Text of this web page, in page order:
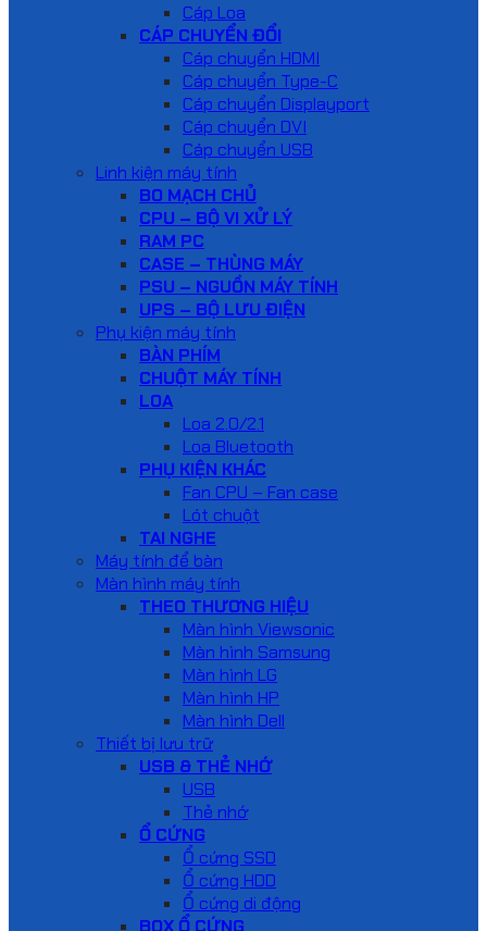
Cáp Loa
CÁP CHUYỂN ĐỔI
Cáp chuyển HDMI
Cáp chuyển Type-C
Cáp chuyển Displayport
Cáp chuyển DVI
Cáp chuyển USB
Linh kiện máy tính
BO MẠCH CHỦ
CPU – BỘ VI XỬ LÝ
RAM PC
CASE – THÙNG MÁY
PSU – NGUỒN MÁY TÍNH
UPS – BỘ LƯU ĐIỆN
Phụ kiện máy tính
BÀN PHÍM
CHUỘT MÁY TÍNH
LOA
Loa 2.0/2.1
Loa Bluetooth
PHỤ KIỆN KHÁC
Fan CPU – Fan case
Lót chuột
TAI NGHE
Máy tính để bàn
Màn hình máy tính
THEO THƯƠNG HIỆU
Màn hình Viewsonic
Màn hình Samsung
Màn hình LG
Màn hình HP
Màn hình Dell
Thiết bị lưu trữ
USB & THẺ NHỚ
USB
Thẻ nhớ
Ổ CỨNG
Ổ cứng SSD
Ổ cứng HDD
Ổ cứng di động
BOX Ổ CỨNG